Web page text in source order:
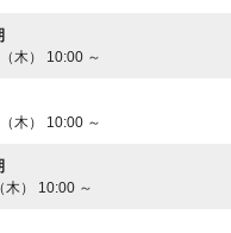
木） 10:00 ～
木） 10:00 ～
） 10:00 ～